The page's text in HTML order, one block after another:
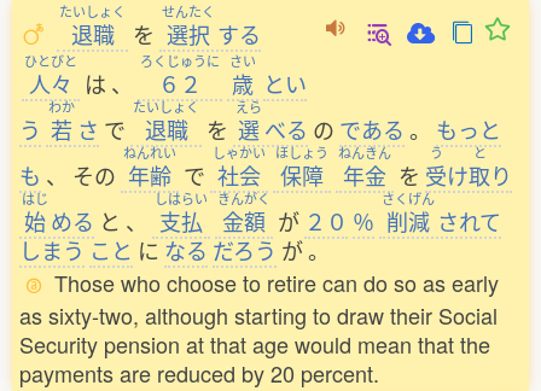
たいしょく
退職 を
せんたく
選択 する
ひとびと
人々 は 、
ろくじゅうに
６２
さい
歳 とい
う
わか
若 さ で
たいしょく
退職 を
えら
選べる の である 。
もっと
も 、 その
ねんれい
年齢 で
しゃかい
社会
ほしょう
保障
ねんきん
年金 を
う
受け
と
取り
はじ
始める と 、
しはらい
支払
きんがく
金額 が ２０ ％
さくげん
削減 されて
しまう こと に なる だろう が。
Those who choose to retire can do so as early
as sixty-two, although starting to draw their Social
Security pension at that age would mean that the
payments are reduced by 20 percent.